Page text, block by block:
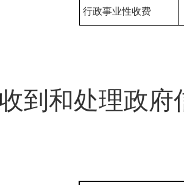
行政事业性收费
到和处理政府